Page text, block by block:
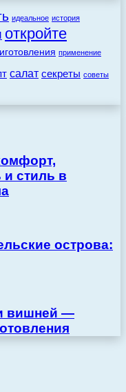
идеальное история
откройте
применение
салат секреты советы
стиль в
острова:
вишней —